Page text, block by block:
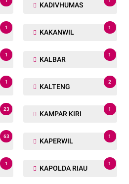
KADIVHUMAS
1
KAKANWIL
1
1
KALBAR
1
1
KALTENG
2
23
KAMPAR KIRI
1
63
KAPERWIL
1
1
KAPOLDA RIAU
1